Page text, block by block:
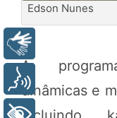
Edson Nunes
A
dinâmicas e
+